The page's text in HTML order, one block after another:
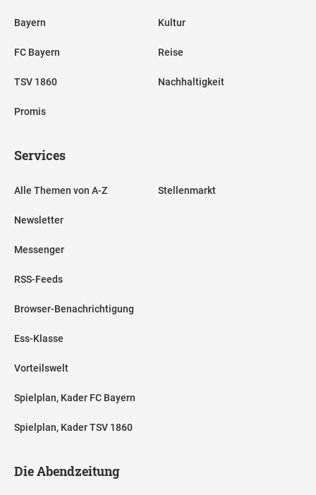
Bayern
FC Bayern
TSV 1860
Promis
Kultur
Reise
Nachhaltigkeit
Services
Alle Themen von A-Z
Newsletter
Messenger
RSS-Feeds
Browser-Benachrichtigung
Ess-Klasse
Vorteilswelt
Spielplan, Kader FC Bayern
Spielplan, Kader TSV 1860
Stellenmarkt
Die Abendzeitung